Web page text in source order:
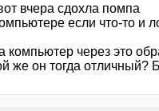
вчера сдохла помпа
если что-то и
компьютер через это
же он тогда отличный?